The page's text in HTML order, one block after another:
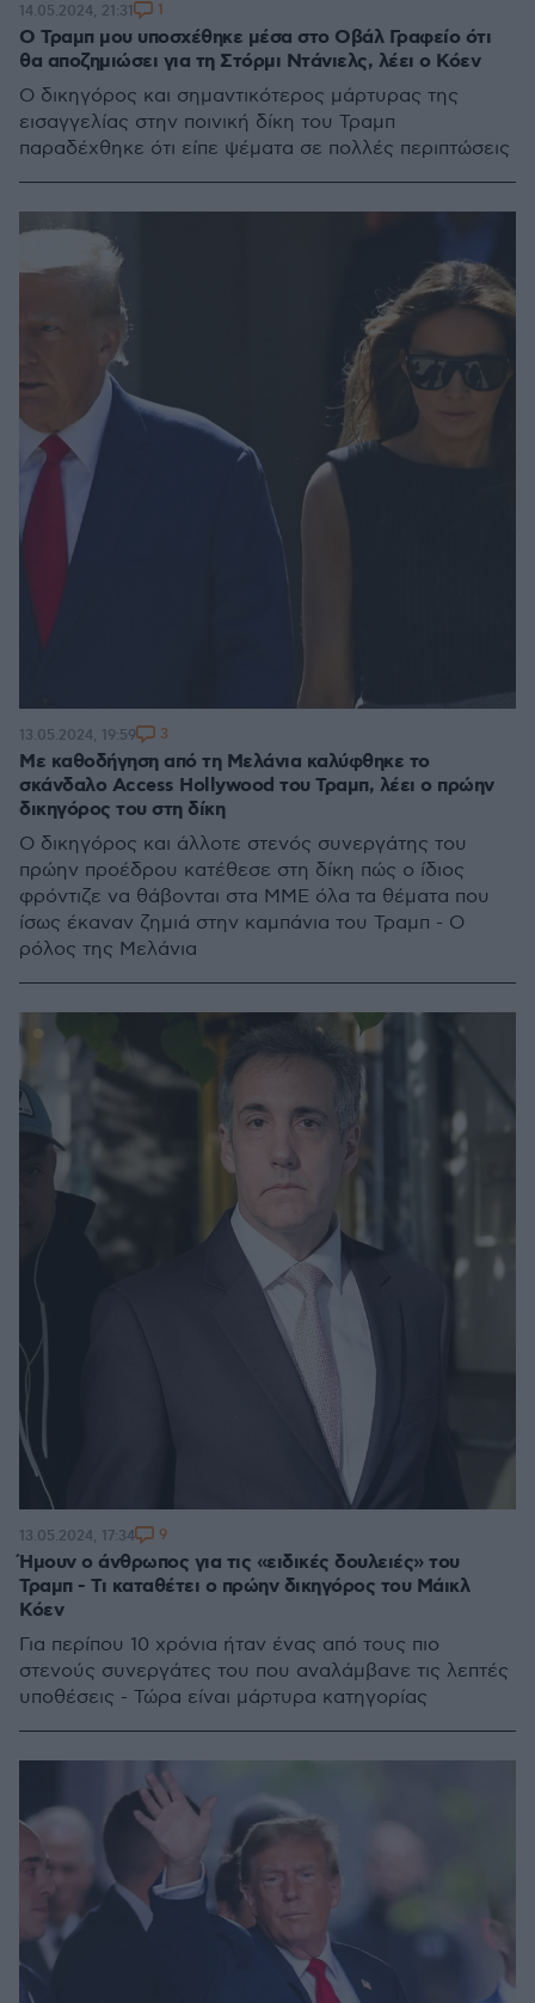
Ο Τραμπ μου υποσχέθηκε μέσα στο Οβάλ Γραφείο ότι
θα αποζημιώσει για τη Στόρμι Ντάνιελς, λέει ο Κόεν
Ο δικηγόρος και σημαντικότερος μάρτυρας της
εισαγγελίας στην ποινική δίκη του Τραμπ
παραδέχθηκε ότι είπε ψέματα σε πολλές περιπτώσεις
14.05.2024, 21:31 1
Με καθοδήγηση από τη Μελάνια καλύφθηκε το
σκάνδαλο Access Hollywood του Τραμπ, λέει ο πρώην
δικηγόρος του στη δίκη
Ο δικηγόρος και άλλοτε στενός συνεργάτης του
πρώην προέδρου κατέθεσε στη δίκη πώς ο ίδιος
φρόντιζε να θάβονται στα ΜΜΕ όλα τα θέματα που
ίσως έκαναν ζημιά στην καμπάνια του Τραμπ - Ο
ρόλος της Μελάνια
13.05.2024, 19:59 3
Ήμουν ο άνθρωπος για τις «ειδικές δουλειές» του
Τραμπ - Τι καταθέτει ο πρώην δικηγόρος του Μάικλ
Κόεν
Για περίπου 10 χρόνια ήταν ένας από τους πιο
στενούς συνεργάτες του που αναλάμβανε τις λεπτές
υποθέσεις - Τώρα είναι μάρτυρα κατηγορίας
13.05.2024, 17:34 9